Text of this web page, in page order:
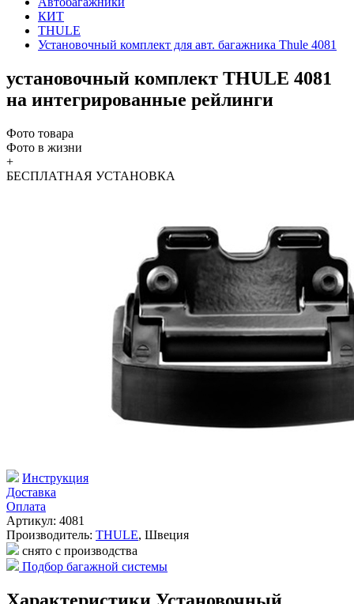
КИТ
THULE
Установочный комплект для авт. багажника Thule 4081
установочный комплект THULE 4081
на интегрированные рейлинги
Фото товара
Фото в жизни
+
БЕСПЛАТНАЯ УСТАНОВКА
Инструкция
Доставка
Оплата
Артикул: 4081
Производитель: THULE, Швеция
снято с производства
Подбор багажной системы
Характеристики Установочный